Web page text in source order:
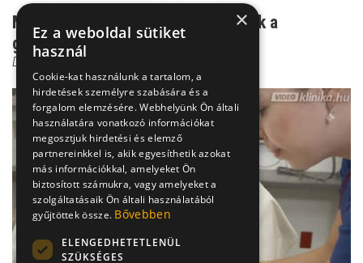
Mit tegyünk, ha kullancsot találtunk a
gyerekünkön?
Dr. Vészi Zsuzsa
×
Ez a weboldal sütiket
használ
Cookie-kat használunk a tartalom, a
hirdetések személyre szabására és a
forgalom elemzésére. Webhelyünk Ön általi
használatára vonatkozó információkat
megosztjuk hirdetési és elemző
partnereinkkel is, akik egyesíthetik azokat
más információkkal, amelyeket Ön
biztosított számukra, vagy amelyeket a
szolgáltatásaik Ön általi használatából
gyűjtöttek össze. Bővebben
ELENGEDHETETLENÜL
SZÜKSÉGES